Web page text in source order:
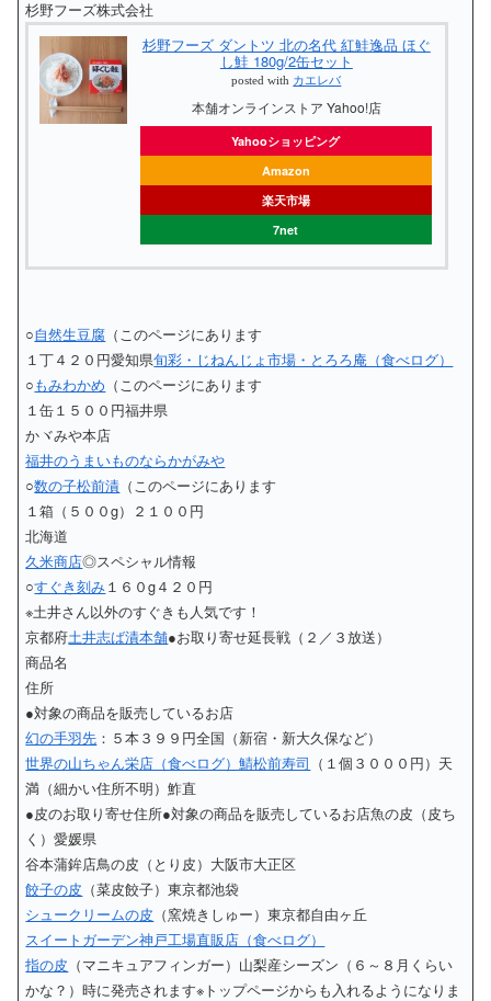
杉野フーズ株式会社
杉野フーズ ダントツ 北の名代 紅鮭逸品 ほぐ
し鮭 180g/2缶セット
posted with カエレバ
本舗オンラインストア Yahoo!店
Yahooショッピング
Amazon
楽天市場
7net
○自然生豆腐 （このページにあります
１丁４２０円愛知県旬彩・じねんじょ市場・とろろ庵（食べログ）
○もみわかめ （このページにあります
１缶１５００円福井県
かヾみや本店
福井のうまいものならかがみや
○数の子松前漬 （このページにあります
１箱（５００g）２１００円
北海道
久米商店◎スペシャル情報
○すぐき刻み１６０g４２０円
※土井さん以外のすぐきも人気です！
京都府土井志ば漬本舗●お取り寄せ延長戦（２／３放送）
商品名
住所
●対象の商品を販売しているお店
幻の手羽先 ：５本３９９円全国（新宿・新大久保など）
世界の山ちゃん栄店（食べログ）鯖松前寿司 （１個３０００円）天
満（細かい住所不明）鮓直
●皮のお取り寄せ住所●対象の商品を販売しているお店魚の皮（皮ち
く）愛媛県
谷本蒲鉾店鳥の皮（とり皮）大阪市大正区
餃子の皮 （菜皮餃子）東京都池袋
シュークリームの皮 （窯焼きしゅー）東京都自由ヶ丘
スイートガーデン神戸工場直販店（食べログ）
指の皮 （マニキュアフィンガー）山梨産シーズン（６～８月くらい
かな？）時に発売されます※トップページからも入れるようになりま